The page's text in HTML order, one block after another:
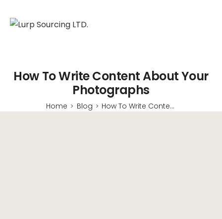
How To Write Content About Your
Photographs
Home > Blog > How To Write Content About Your Photographs